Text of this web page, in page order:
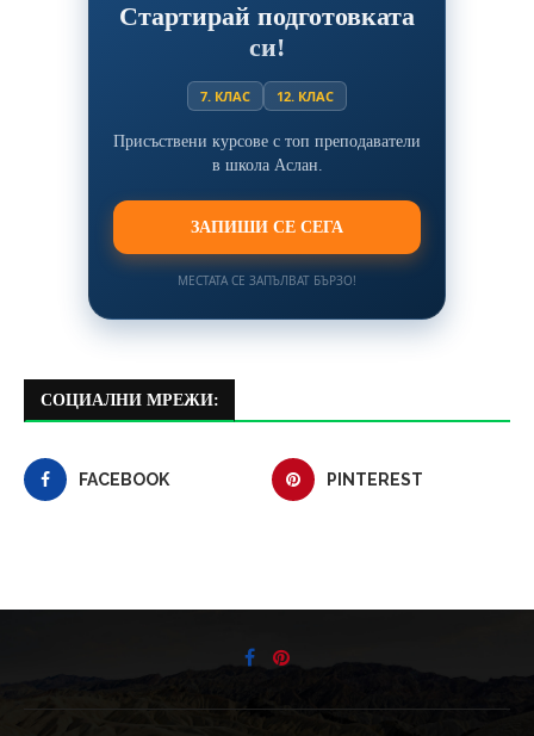
Стартирай подготовката
си!
7. КЛАС 12. КЛАС
Присъствени курсове с топ преподаватели
в школа Аслан.
ЗАПИШИ СЕ СЕГА
МЕСТАТА СЕ ЗАПЪЛВАТ БЪРЗО!
СОЦИАЛНИ МРЕЖИ:
FACEBOOK PINTEREST